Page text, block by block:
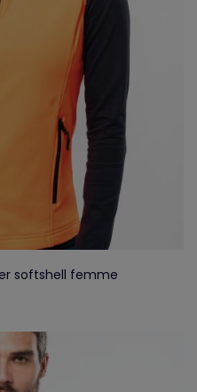
softshell femme